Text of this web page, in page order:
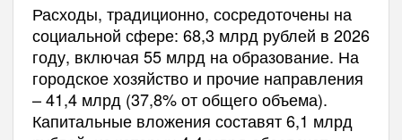
Расходы, традиционно, сосредоточены на
социальной сфере: 68,3 млрд рублей в 2026
году, включая 55 млрд на образование. На
городское хозяйство и прочие направления
– 41,4 млрд (37,8% от общего объема).
Капитальные вложения составят 6,1 млрд